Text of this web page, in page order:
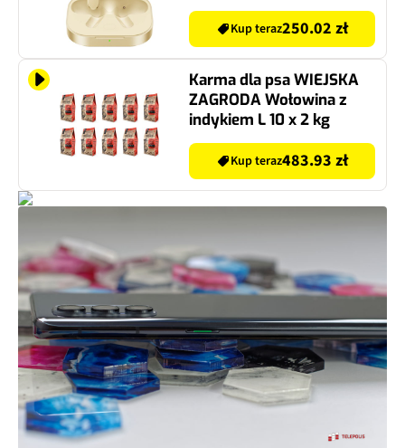
Kup teraz250.02 zł
Karma dla psa WIEJSKA
ZAGRODA Wołowina z
indykiem L 10 x 2 kg
Kup teraz483.93 zł